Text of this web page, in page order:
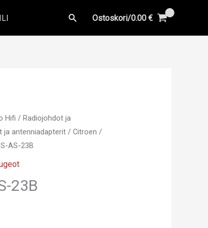
Hae Ostoskori/0.00 €
Hifi / Radiojohdot ja
ja antenniadapterit /Citroen /
AS-23B
23B